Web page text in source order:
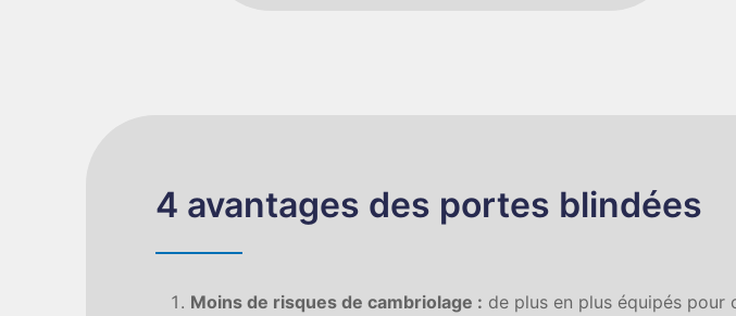
4 avantages des portes blindées
Moins de risques de cambriolage : de plus en plus équipés